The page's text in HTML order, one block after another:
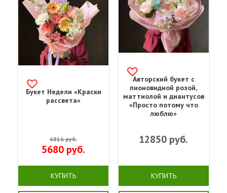
Букет Недели «Краски
рассвета»
6816руб.
5680 руб.
КУПИТЬ
Авторский букет с
пионовидной розой,
маттиолой и диантусов
«Просто потому что
люблю»
12850 руб.
КУПИТЬ